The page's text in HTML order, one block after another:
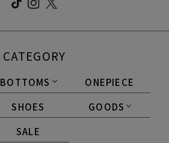
CATEGORY
BOTTOMS
ONEPIECE
SHOES
GOODS
SALE